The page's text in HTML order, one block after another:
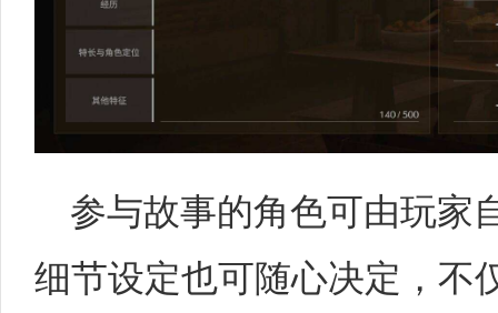
参与故事的角色可由玩家
细节设定也可随心决定，不